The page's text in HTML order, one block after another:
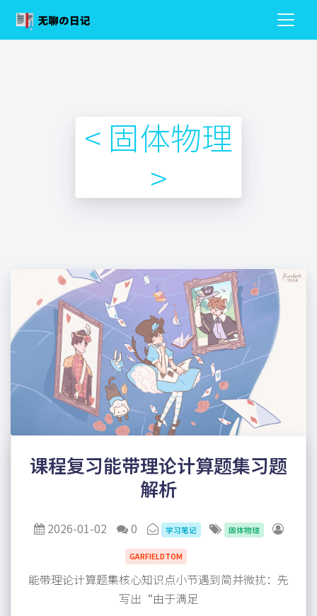
< 固体物理
>
课程复习能带理论计算题集习题
解析
2026-01-02 0 学习笔记 固体物理
GARFIELDTOM
能带理论计算题集核心知识点小节遇到简并微扰：先
写出“由于满足